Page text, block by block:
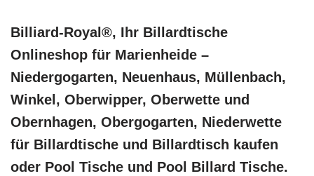
Billiard-Royal®, Ihr Billardtische
Onlineshop für Marienheide –
Niedergogarten, Neuenhaus, Müllenbach,
Winkel, Oberwipper, Oberwette und
Obernhagen, Obergogarten, Niederwette
für Billardtische und Billardtisch kaufen
oder Pool Tische und Pool Billard Tische.